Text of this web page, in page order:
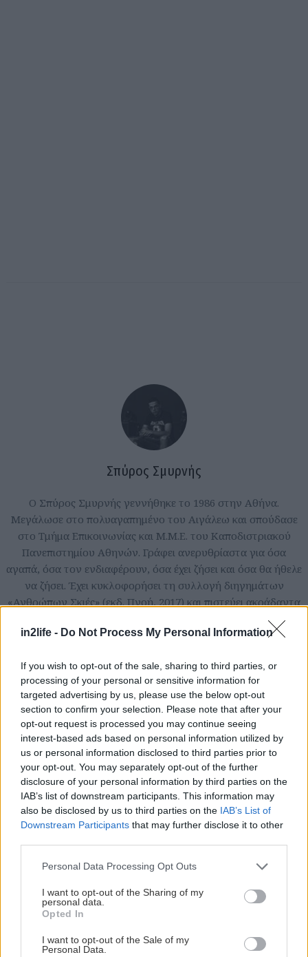
in2life - Do Not Process My Personal Information
If you wish to opt-out of the sale, sharing to third parties, or
processing of your personal or sensitive information for
targeted advertising by us, please use the below opt-out
section to confirm your selection. Please note that after your
opt-out request is processed you may continue seeing
interest-based ads based on personal information utilized by
us or personal information disclosed to third parties prior to
your opt-out. You may separately opt-out of the further
disclosure of your personal information by third parties on the
IAB’s list of downstream participants. This information may
also be disclosed by us to third parties on the IAB’s List of
Downstream Participants that may further disclose it to other
Please note that this website/app uses one or more Google
not limited to your visit or usage behaviour. You may click to
grant or deny consent to Google and its third-party tags to
use your data for below specified purposes in below Google
consent section.
Personal Data Processing Opt Outs
I want to opt-out of the Sharing of my
personal data.
Opted In
I want to opt-out of the Sale of my
Personal Data.
Σπύρος Σμυρνής
Ο Σπύρος Σμυρνής γεννήθηκε το 1986 στην Αθήνα.
Μεγάλωσε στο πολυαγαπημένο του Αιγάλεω και σπούδασε
στο Τμήμα Επικοινωνίας και Μ.Μ.Ε. του Καποδιστριακού
Πανεπιστημίου Αθηνών. Γράφει ανερυθρίαστα για όσα
αγαπά, όσα τον ενδιαφέρουν, όσα έχει ζήσει και όσα θα ήθελε
να ζήσει. Έχει κυκλοφορήσει τη συλλογή διηγημάτων
«Ανθρώπων Σκιές» (εκδ. Πνοή, 2017) και πιστεύει ακράδαντα
πως οι λέξεις έχουν τόση δύναμη, που μπορούν να αλλάξουν
τον κόσμο.
Διαβάστε επίσης
Κουίζ: Θυμάσαι τον "καρατερίστα" του παλιού
ελληνικού κινηματογράφου; (Μέρος Β)
Αναζήτηση